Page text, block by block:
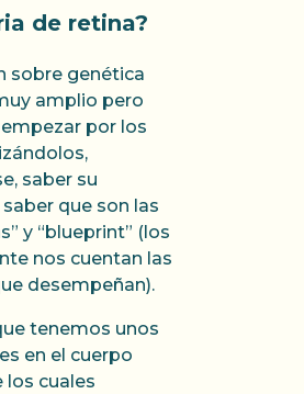
de retina?
sobre genética
amplio pero
por los
saber su
que son las
y “blueprint” (los
nos cuentan las
desempeñan).
tenemos unos
en el cuerpo
los cuales